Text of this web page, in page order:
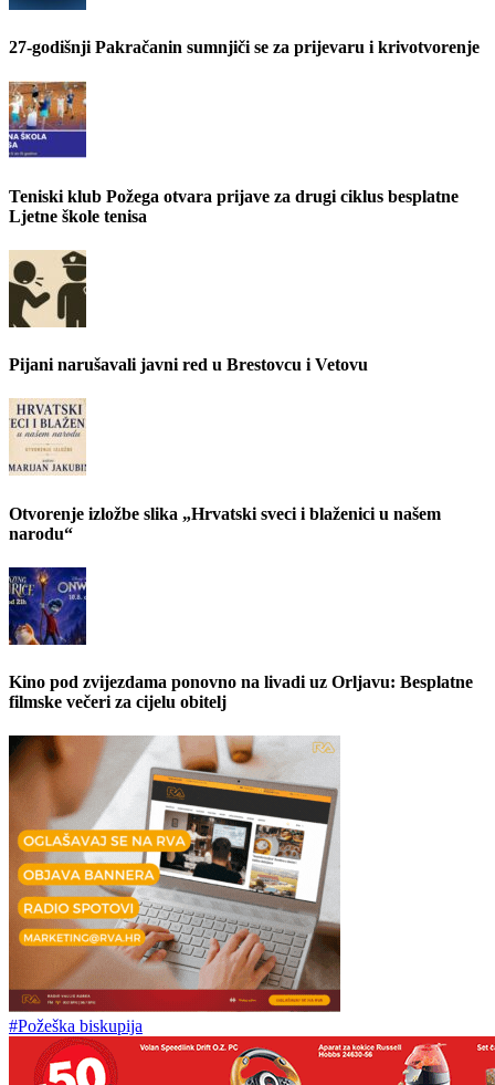
27-godišnji Pakračanin sumnjiči se za prijevaru i krivotvorenje
Teniski klub Požega otvara prijave za drugi ciklus besplatne
Ljetne škole tenisa
Pijani narušavali javni red u Brestovcu i Vetovu
Otvorenje izložbe slika „Hrvatski sveci i blaženici u našem
narodu“
Kino pod zvijezdama ponovno na livadi uz Orljavu: Besplatne
filmske večeri za cijelu obitelj
#Požeška biskupija